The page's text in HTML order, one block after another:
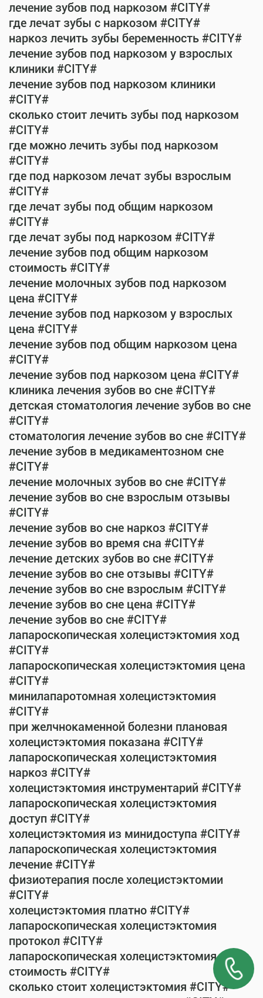
лечение зубов под наркозом #CITY#
где лечат зубы с наркозом #CITY#
наркоз лечить зубы беременность #CITY#
лечение зубов под наркозом у взрослых
клиники #CITY#
лечение зубов под наркозом клиники
#CITY#
сколько стоит лечить зубы под наркозом
#CITY#
где можно лечить зубы под наркозом
#CITY#
где под наркозом лечат зубы взрослым
#CITY#
где лечат зубы под общим наркозом
#CITY#
где лечат зубы под наркозом #CITY#
лечение зубов под общим наркозом
стоимость #CITY#
лечение молочных зубов под наркозом
цена #CITY#
лечение зубов под наркозом у взрослых
цена #CITY#
лечение зубов под общим наркозом цена
#CITY#
лечение зубов под наркозом цена #CITY#
клиника лечения зубов во сне #CITY#
детская стоматология лечение зубов во сне
#CITY#
стоматология лечение зубов во сне #CITY#
лечение зубов в медикаментозном сне
#CITY#
лечение молочных зубов во сне #CITY#
лечение зубов во сне взрослым отзывы
#CITY#
лечение зубов во сне наркоз #CITY#
лечение зубов во время сна #CITY#
лечение детских зубов во сне #CITY#
лечение зубов во сне отзывы #CITY#
лечение зубов во сне взрослым #CITY#
лечение зубов во сне цена #CITY#
лечение зубов во сне #CITY#
лапароскопическая холецистэктомия ход
#CITY#
лапароскопическая холецистэктомия цена
#CITY#
минилапаротомная холецистэктомия
#CITY#
при желчнокаменной болезни плановая
холецистэктомия показана #CITY#
лапароскопическая холецистэктомия
наркоз #CITY#
холецистэктомия инструментарий #CITY#
лапароскопическая холецистэктомия
доступ #CITY#
холецистэктомия из минидоступа #CITY#
лапароскопическая холецистэктомия
лечение #CITY#
физиотерапия после холецистэктомии
#CITY#
холецистэктомия платно #CITY#
лапароскопическая холецистэктомия
протокол #CITY#
лапароскопическая холецистэктомия
стоимость #CITY#
сколько стоит холецистэктомия #CITY#